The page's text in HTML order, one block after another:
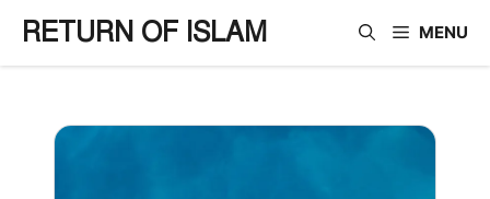
content
RETURN OF ISLAM MENU